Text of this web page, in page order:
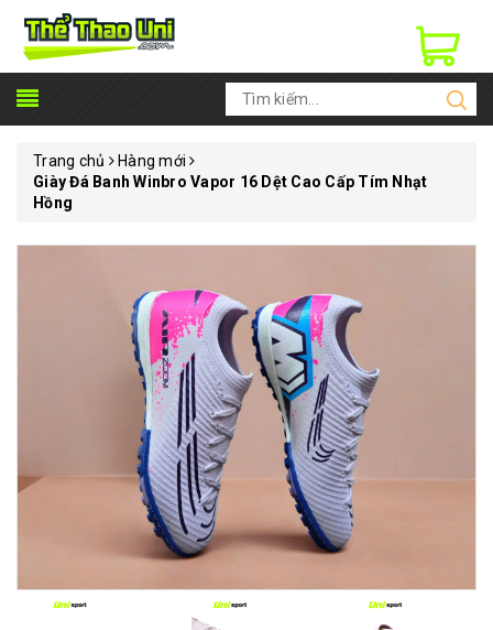
Trang chủ
Hàng mới
Giày Đá Banh Winbro Vapor 16 Dệt Cao Cấp Tím Nhạt
Hồng